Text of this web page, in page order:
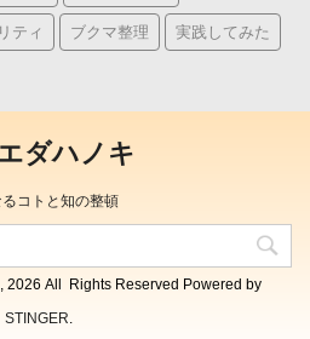
ティ ブクマ整理 実践してみた
ダハノキ
コトと知の整頓
2026 All Rights Reserved Powered by
STINGER.